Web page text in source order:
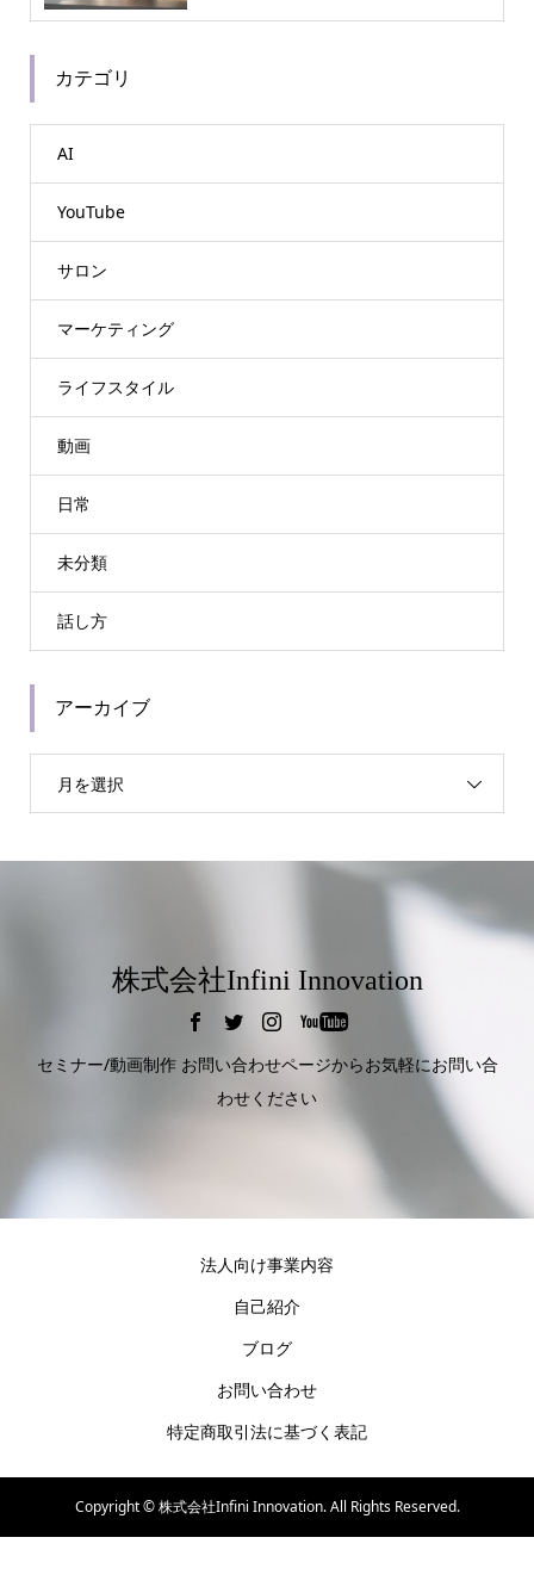
カテゴリ
AI
YouTube
サロン
マーケティング
ライフスタイル
動画
日常
未分類
話し方
アーカイブ
月を選択
株式会社Infini Innovation
セミナー/動画制作 お問い合わせページからお気軽にお問い合
わせください
法人向け事業内容
自己紹介
ブログ
お問い合わせ
特定商取引法に基づく表記
Copyright ©株式会社Infini Innovation. All Rights Reserved.